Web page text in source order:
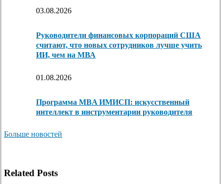
03.08.2026
Руководители финансовых корпораций США
считают, что новых сотрудников лучше учить
ИИ, чем на МВА
01.08.2026
Программа MBA ИМИСП: искусственный
интеллект в инструментарии руководителя
Больше новостей
Related Posts